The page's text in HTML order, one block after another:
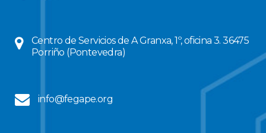
Centro de Servicios de A Granxa, 1º, oficina 3. 36475
Porriño (Pontevedra)
info@fegape.org